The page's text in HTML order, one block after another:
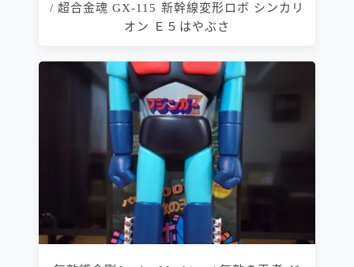
/ 超合金魂 GX-115 新幹線変形ロボ シンカリ
オン Ｅ５はやぶさ